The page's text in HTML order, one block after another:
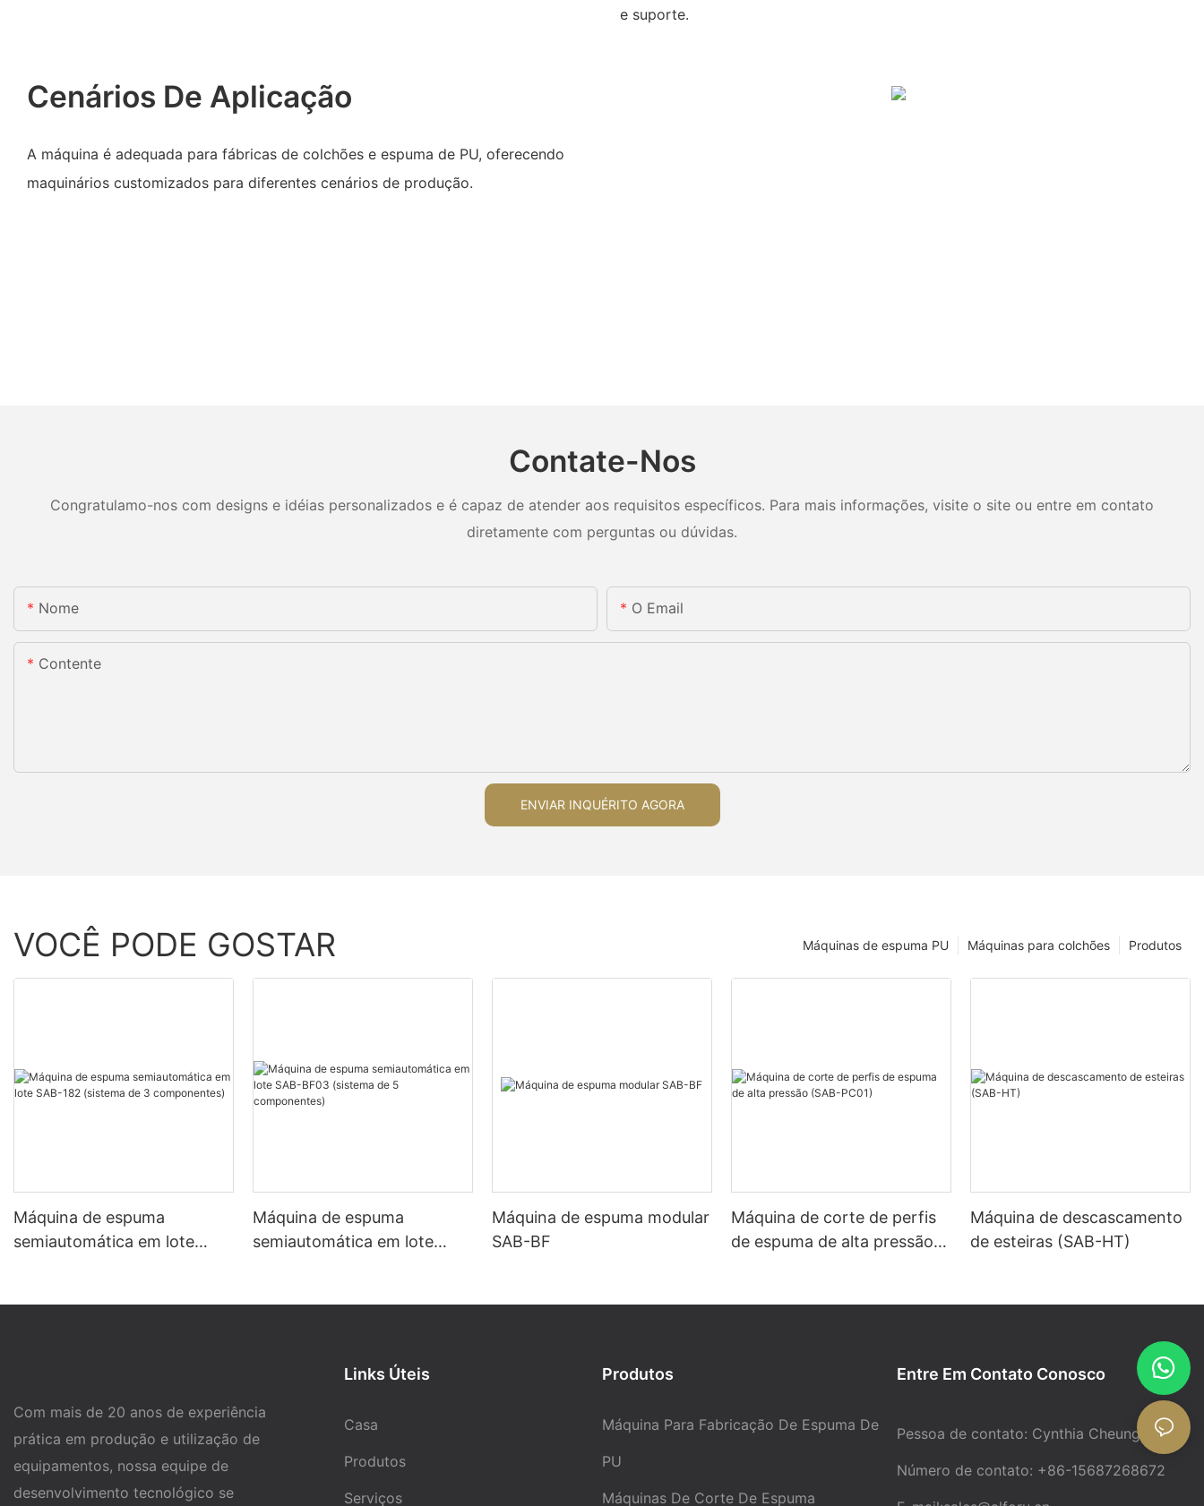
e suporte.
Cenários De Aplicação
A máquina é adequada para fábricas de colchões e espuma de PU, oferecendo
maquinários customizados para diferentes cenários de produção.
Contate-Nos
Congratulamo-nos com designs e idéias personalizados e é capaz de atender aos requisitos específicos. Para mais informações, visite o site ou entre em contato
diretamente com perguntas ou dúvidas.
Nome O Email
Contente
ENVIAR INQUÉRITO AGORA
VOCÊ PODE GOSTAR Produtos
Máquinas para colchões
Máquinas de espuma PU
Máquina de espuma
semiautomática em lote
Máquina de espuma
semiautomática em lote
Máquina de espuma modular
SAB-BF
Máquina de corte de perfis
de espuma de alta pressão
Máquina de descascamento
de esteiras (SAB-HT)
Com mais de 20 anos de experiência
prática em produção e utilização de
equipamentos, nossa equipe de
desenvolvimento tecnológico se
Links Úteis
Casa
Produtos
Serviços
Produtos
Máquina Para Fabricação De Espuma De
PU
Máquinas De Corte De Espuma
Entre Em Contato Conosco
Pessoa de contato: Cynthia Cheung
Número de contato: +86-15687268672